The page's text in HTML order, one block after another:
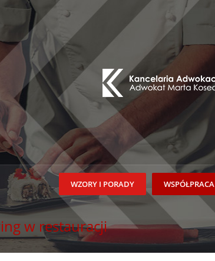
WSPÓŁPRACA
WZORY I PORADY
w restauracji